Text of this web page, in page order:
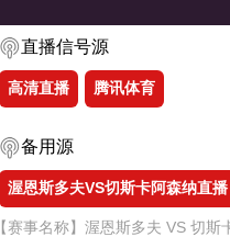
直播信号源
高清直播 腾讯体育
备用源
渥恩斯多夫VS切斯卡阿森纳直播
【赛事名称】渥恩斯多夫 VS 切斯